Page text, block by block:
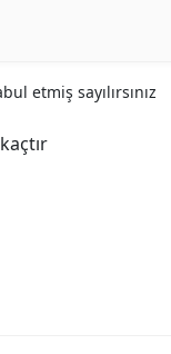
etmiş sayılırsınız